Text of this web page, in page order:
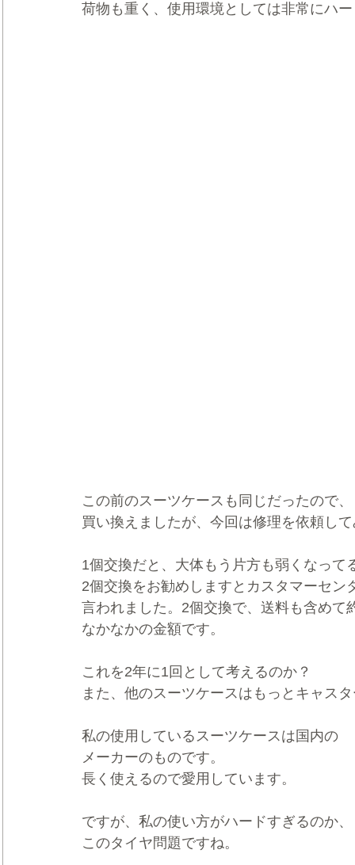
荷物も重く、使用環境としては非常にハ
この前のスーツケースも同じだったので、
買い換えましたが、今回は修理を依頼し
1個交換だと、大体もう片方も弱くなって
2個交換をお勧めしますとカスタマーセン
言われました。2個交換で、送料も含めて
なかなかの金額です。
これを2年に1回として考えるのか？
また、他のスーツケースはもっとキャス
私の使用しているスーツケースは国内の
メーカーのものです。
長く使えるので愛用しています。
ですが、私の使い方がハードすぎるのか、
このタイヤ問題ですね。